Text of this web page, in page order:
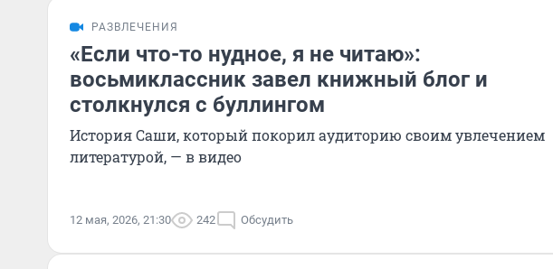
РАЗВЛЕЧЕНИЯ
«Если что-то нудное, я не читаю»:
восьмиклассник завел книжный блог и
столкнулся с буллингом
История Саши, который покорил аудиторию своим увлечением
литературой, — в видео
12 мая, 2026, 21:30 242 Обсудить